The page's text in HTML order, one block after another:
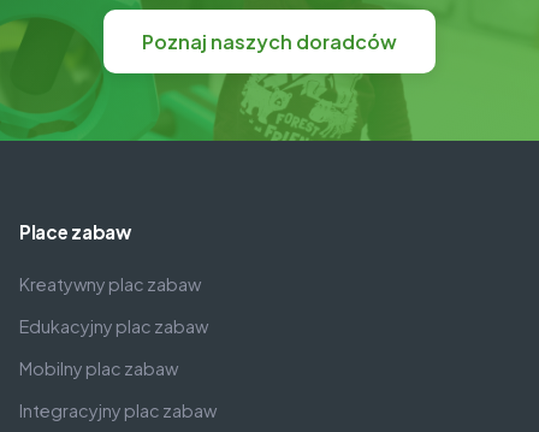
Poznaj naszych doradców
Place zabaw
Kreatywny plac zabaw
Edukacyjny plac zabaw
Mobilny plac zabaw
Integracyjny plac zabaw